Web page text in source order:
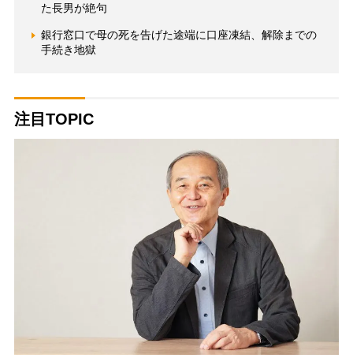
た長男が絶句
銀行窓口で母の死を告げた途端に口座凍結、解除までの
手続き地獄
注目TOPIC